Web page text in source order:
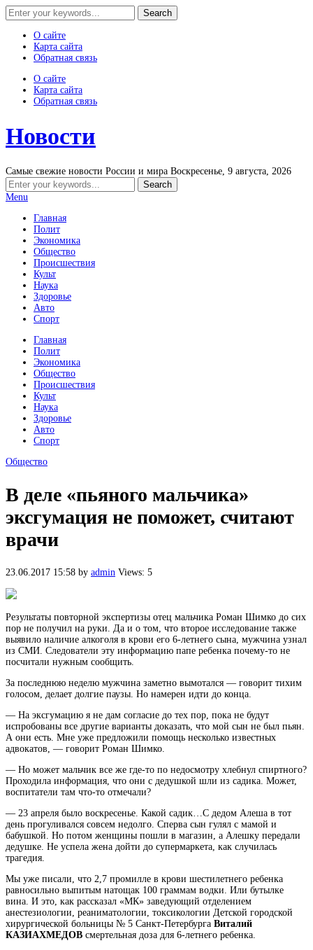
О сайте
Карта сайта
Обратная связь
О сайте
Карта сайта
Обратная связь
Новости
Самые свежие новости России и мира Воскресенье, 9 августа, 2026
Menu
Главная
Полит
Экономика
Общество
Происшествия
Культ
Наука
Здоровье
Авто
Спорт
Главная
Полит
Экономика
Общество
Происшествия
Культ
Наука
Здоровье
Авто
Спорт
Общество
В деле «пьяного мальчика»
эксгумация не поможет, считают
врачи
23.06.2017 15:58 by admin Views: 5
Результаты повторной экспертизы отец мальчика Роман Шимко до сих
пор не получил на руки. Да и о том, что второе исследование также
выявило наличие алкоголя в крови его 6-летнего сына, мужчина узнал
из СМИ. Следователи эту информацию папе ребенка почему-то не
посчитали нужным сообщить.
За последнюю неделю мужчина заметно вымотался — говорит тихим
голосом, делает долгие паузы. Но намерен идти до конца.
— На эксгумацию я не дам согласие до тех пор, пока не будут
испробованы все другие варианты доказать, что мой сын не был пьян.
А они есть. Мне уже предложили помощь несколько известных
адвокатов, — говорит Роман Шимко.
— Но может мальчик все же где-то по недосмотру хлебнул спиртного?
Проходила информация, что они с дедушкой шли из садика. Может,
воспитатели там что-то отмечали?
— 23 апреля было воскресенье. Какой садик…С дедом Алеша в тот
день прогуливался совсем недолго. Сперва сын гулял с мамой и
бабушкой. Но потом женщины пошли в магазин, а Алешку передали
дедушке. Не успела жена дойти до супермаркета, как случилась
трагедия.
Мы уже писали, что 2,7 промилле в крови шестилетнего ребенка
равносильно выпитым натощак 100 граммам водки. Или бутылке
вина. И это, как рассказал «МК» заведующий отделением
анестезиологии, реаниматологии, токсикологии Детской городской
хирургической больницы № 5 Санкт-Петербурга Виталий
КАЗИАХМЕДОВ смертельная доза для 6-летнего ребенка.